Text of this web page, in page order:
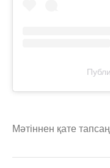
Мәтіннен қате